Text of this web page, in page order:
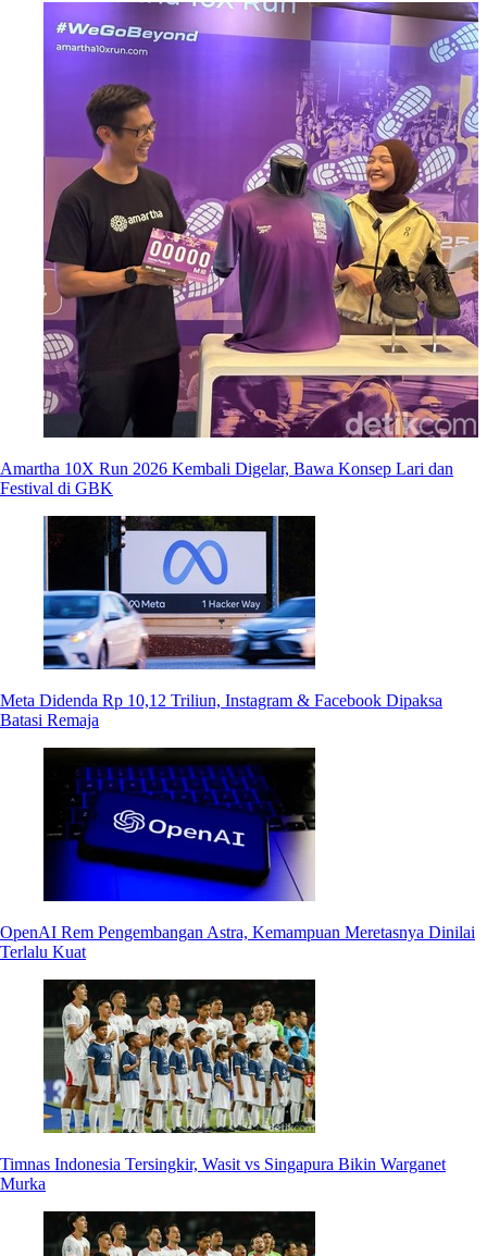
Amartha 10X Run 2026 Kembali Digelar, Bawa Konsep Lari dan
Festival di GBK
Meta Didenda Rp 10,12 Triliun, Instagram & Facebook Dipaksa
Batasi Remaja
OpenAI Rem Pengembangan Astra, Kemampuan Meretasnya Dinilai
Terlalu Kuat
Timnas Indonesia Tersingkir, Wasit vs Singapura Bikin Warganet
Murka